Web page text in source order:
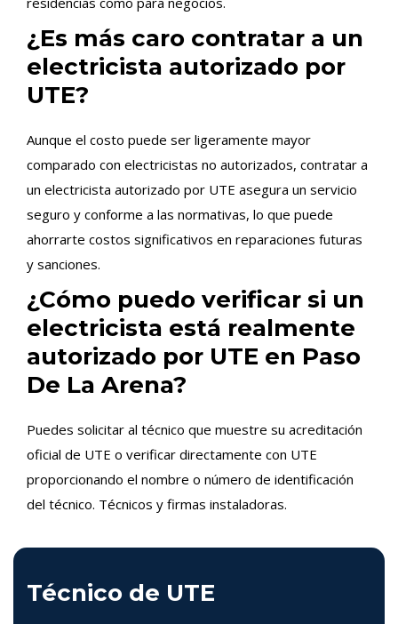
¿Es más caro contratar a un
electricista autorizado por
UTE?
Aunque el costo puede ser ligeramente mayor
comparado con electricistas no autorizados, contratar a
un electricista autorizado por UTE asegura un servicio
seguro y conforme a las normativas, lo que puede
ahorrarte costos significativos en reparaciones futuras
y sanciones.
¿Cómo puedo verificar si un
electricista está realmente
autorizado por UTE en Paso
De La Arena?
Puedes solicitar al técnico que muestre su acreditación
oficial de UTE o verificar directamente con UTE
proporcionando el nombre o número de identificación
del técnico. Técnicos y firmas instaladoras.
Técnico de UTE